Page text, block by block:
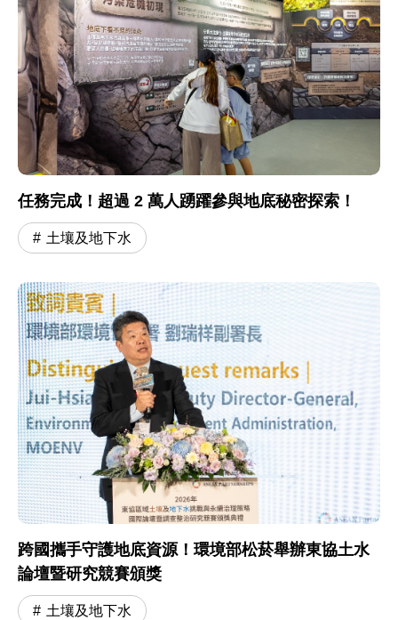
任務完成！超過 2 萬人踴躍參與地底秘密探索！
土壤及地下水
跨國攜手守護地底資源！環境部松菸舉辦東協土水
論壇暨研究競賽頒獎
土壤及地下水